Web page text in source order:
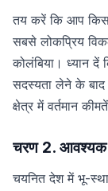
तय करें कि आप किस
सबसे लोकप्रिय
कोलंबिया। ध्यान दें
सदस्यता लेने के बाद
क्षेत्र में वर्तमान
चरण 2. आवश्यक
चयनित देश में भू-